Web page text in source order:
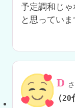
予定調和じ
と思っていま
D
（